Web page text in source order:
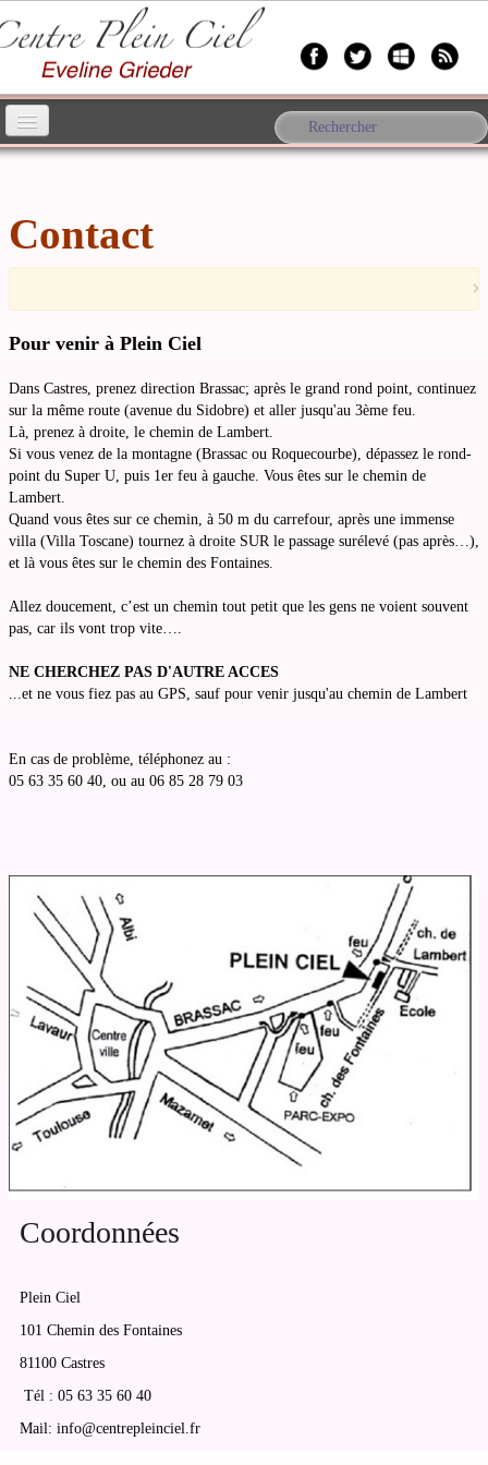
Anthropologie▼
Forum
Contact
Contact
×
Pour venir à Plein Ciel
Dans Castres, prenez direction Brassac; après le grand rond point, continuez
sur la même route (avenue du Sidobre) et aller jusqu'au 3ème feu.
Là, prenez à droite, le chemin de Lambert.
Si vous venez de la montagne (Brassac ou Roquecourbe), dépassez le rond-
point du Super U, puis 1er feu à gauche. Vous êtes sur le chemin de
Lambert.
Quand vous êtes sur ce chemin, à 50 m du carrefour, après une immense
villa (Villa Toscane) tournez à droite SUR le passage surélevé (pas après…),
et là vous êtes sur le chemin des Fontaines.
Allez doucement, c’est un chemin tout petit que les gens ne voient souvent
pas, car ils vont trop vite….
NE CHERCHEZ PAS D'AUTRE ACCES
...et ne vous fiez pas au GPS, sauf pour venir jusqu'au chemin de Lambert
En cas de problème, téléphonez au :
05 63 35 60 40, ou au 06 85 28 79 03
Coordonnées
Plein Ciel
101 Chemin des Fontaines
81100 Castres
Tél : 05 63 35 60 40
Mail: info@centrepleinciel.fr